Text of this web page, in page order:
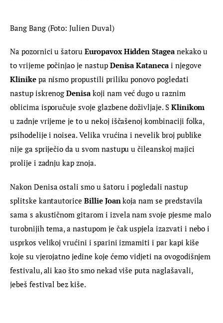
Bang Bang (Foto: Julien Duval)
Na pozornici u šatoru Europavox Hidden Stagea nekako u
to vrijeme počinjao je nastup Denisa Kataneca i njegove
Klinike pa nismo propustili priliku ponovo pogledati
nastup iskrenog Denisa koji nam već dugo u raznim
oblicima isporučuje svoje glazbene doživljaje. S Klinikom
u zadnje vrijeme je to u nekoj iščašenoj kombinaciji folka,
psihodelije i noisea. Velika vrućina i nevelik broj publike
nije ga spriječio da u svom nastupu u čileanskoj majici
prolije i zadnju kap znoja.
Nakon Denisa ostali smo u šatoru i pogledali nastup
splitske kantautorice Billie Joan koja nam se predstavila
sama s akustičnom gitarom i izvela nam svoje pjesme malo
turobnijih tema, a nastupom je čak uspjela izazvati i nebo i
usprkos velikoj vrućini i sparini izmamiti i par kapi kiše
koje su vjerojatno jedine koje ćemo vidjeti na ovogodišnjem
festivalu, ali kao što smo nekad više puta naglašavali,
jebeš festival bez kiše.